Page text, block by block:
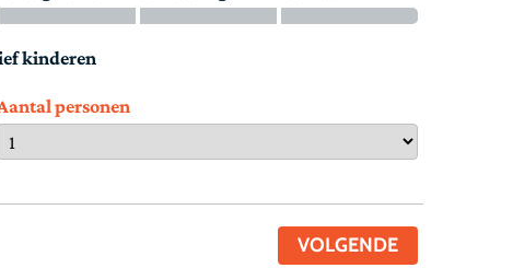
kinderen
personen
VOLGENDE